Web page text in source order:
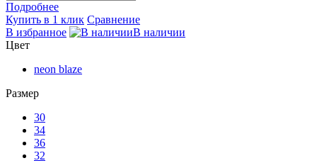
Подробнее
Купить в 1 клик Сравнение
В избранное
В наличии
Цвет
neon blaze
Размер
30
34
36
32